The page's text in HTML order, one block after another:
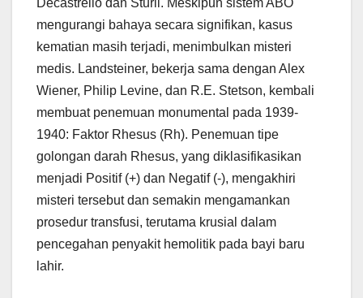
Decastrello dan Sturli. Meskipun sistem ABO
mengurangi bahaya secara signifikan, kasus
kematian masih terjadi, menimbulkan misteri
medis. Landsteiner, bekerja sama dengan Alex
Wiener, Philip Levine, dan R.E. Stetson, kembali
membuat penemuan monumental pada 1939-
1940: Faktor Rhesus (Rh). Penemuan tipe
golongan darah Rhesus, yang diklasifikasikan
menjadi Positif (+) dan Negatif (-), mengakhiri
misteri tersebut dan semakin mengamankan
prosedur transfusi, terutama krusial dalam
pencegahan penyakit hemolitik pada bayi baru
lahir.